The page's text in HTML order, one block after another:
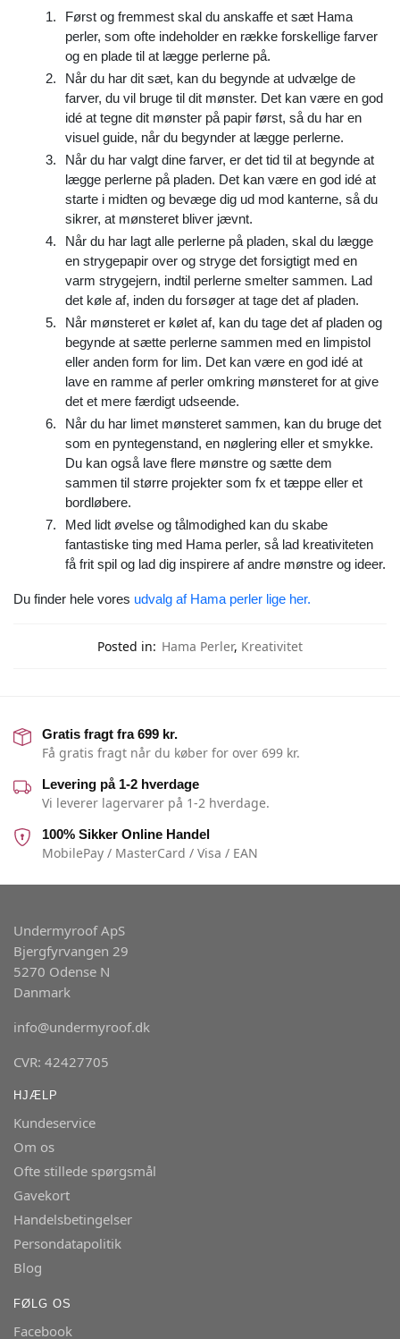
Først og fremmest skal du anskaffe et sæt Hama
perler, som ofte indeholder en række forskellige farver
og en plade til at lægge perlerne på.
Når du har dit sæt, kan du begynde at udvælge de
farver, du vil bruge til dit mønster. Det kan være en god
idé at tegne dit mønster på papir først, så du har en
visuel guide, når du begynder at lægge perlerne.
Når du har valgt dine farver, er det tid til at begynde at
lægge perlerne på pladen. Det kan være en god idé at
starte i midten og bevæge dig ud mod kanterne, så du
sikrer, at mønsteret bliver jævnt.
Når du har lagt alle perlerne på pladen, skal du lægge
en strygepapir over og stryge det forsigtigt med en
varm strygejern, indtil perlerne smelter sammen. Lad
det køle af, inden du forsøger at tage det af pladen.
Når mønsteret er kølet af, kan du tage det af pladen og
begynde at sætte perlerne sammen med en limpistol
eller anden form for lim. Det kan være en god idé at
lave en ramme af perler omkring mønsteret for at give
det et mere færdigt udseende.
Når du har limet mønsteret sammen, kan du bruge det
som en pyntegenstand, en nøglering eller et smykke.
Du kan også lave flere mønstre og sætte dem
sammen til større projekter som fx et tæppe eller et
bordløbere.
Med lidt øvelse og tålmodighed kan du skabe
fantastiske ting med Hama perler, så lad kreativiteten
få frit spil og lad dig inspirere af andre mønstre og ideer.
Du finder hele vores udvalg af Hama perler lige her.
Posted in: Hama Perler, Kreativitet
Gratis fragt fra 699 kr.
Få gratis fragt når du køber for over 699 kr.
Levering på 1-2 hverdage
Vi leverer lagervarer på 1-2 hverdage.
100% Sikker Online Handel
MobilePay / MasterCard / Visa / EAN
Undermyroof ApS
Bjergfyrvangen 29
5270 Odense N
Danmark
info@undermyroof.dk
CVR: 42427705
HJÆLP
Kundeservice
Om os
Ofte stillede spørgsmål
Gavekort
Handelsbetingelser
Persondatapolitik
Blog
FØLG OS
Facebook